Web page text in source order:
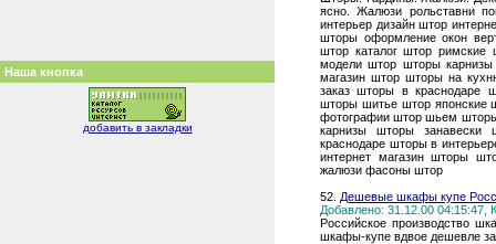
Наша кнопка
добавить в закладки
ясно. Жалюзи рольставни
интерьер дизайн штор
шторы оформление окон
штор каталог штор
модели штор шторы
магазин штор шторы на
заказ шторы в краснодаре
шторы шитье штор японские
фотографии штор шьем
карнизы шторы
краснодаре шторы в
интернет магазин шторы
жалюзи фасоны штор
52. Дешевые шкафы купе
Добавлено: 31.12.00 04:15:47,
Российское производство
шкафы-купе вдвое дешевле